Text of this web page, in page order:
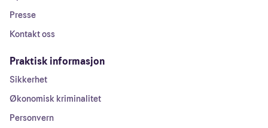
Presse
Kontakt oss
Praktisk informasjon
Sikkerhet
Økonomisk kriminalitet
Personvern